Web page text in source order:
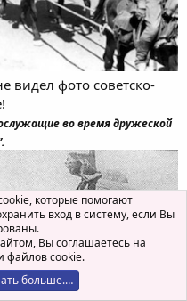
видел фото советско-
во время дружеской
которые помогают
вход в систему, если Вы
Вы соглашаетесь на
файлов cookie.
больше.…